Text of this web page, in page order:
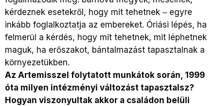
kérdeznek esetekről, hogy mit tehetnek ‒ egyre
inkább foglalkoztatja az embereket. Óriási lépés, ha
felmerül a kérdés, hogy mit tehetnek, mit léphetnek
maguk, ha erőszakot, bántalmazást tapasztalnak a
környezetükben.
Az Artemisszel folytatott munkátok során, 1999
óta milyen intézményi változást tapasztalsz?
Hogyan viszonyultak akkor a családon belüli